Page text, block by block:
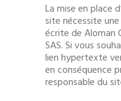
La mise en place
site nécessite
écrite de Aloman
SAS. Si vous
lien hypertexte
en conséquence
responsable du